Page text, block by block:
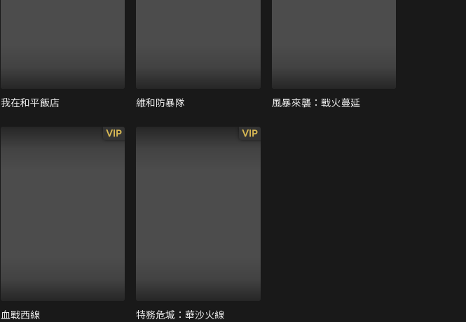
我在和平飯店 維和防暴隊 風暴來襲：戰火蔓延
VIP
血戰西線
VIP
特務危城：華沙火線